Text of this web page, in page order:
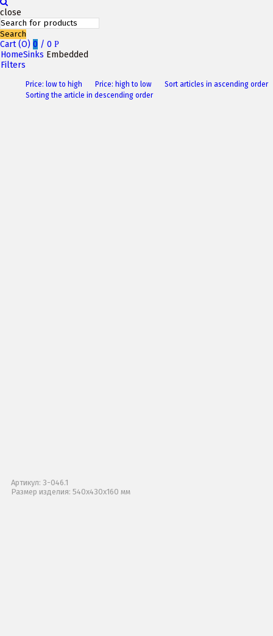
close
Search
Cart (O) 0 / 0 P
HomeSinks Embedded
Filters
Price: low to high Price: high to low
Sort articles in ascending order
Sorting the article in descending order
Артикул: 3-046.1
Размер изделия: 540х430х160 мм